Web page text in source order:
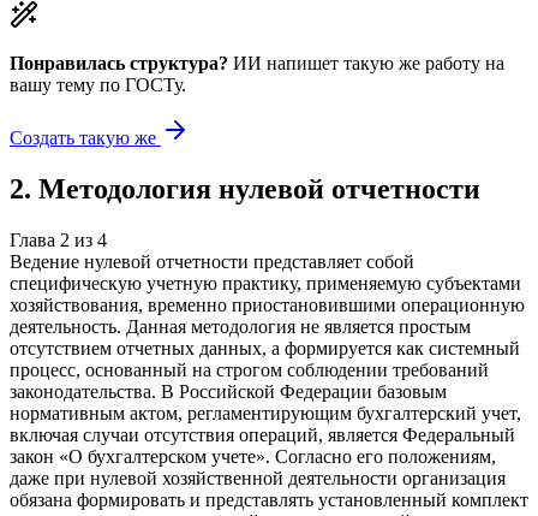
Понравилась структура? ИИ напишет такую же работу на
вашу тему по ГОСТу.
Создать такую же
2. Методология нулевой отчетности
Глава 2 из 4
Ведение нулевой отчетности представляет собой
специфическую учетную практику, применяемую субъектами
хозяйствования, временно приостановившими операционную
деятельность. Данная методология не является простым
отсутствием отчетных данных, а формируется как системный
процесс, основанный на строгом соблюдении требований
законодательства. В Российской Федерации базовым
нормативным актом, регламентирующим бухгалтерский учет,
включая случаи отсутствия операций, является Федеральный
закон «О бухгалтерском учете». Согласно его положениям,
даже при нулевой хозяйственной деятельности организация
обязана формировать и представлять установленный комплект